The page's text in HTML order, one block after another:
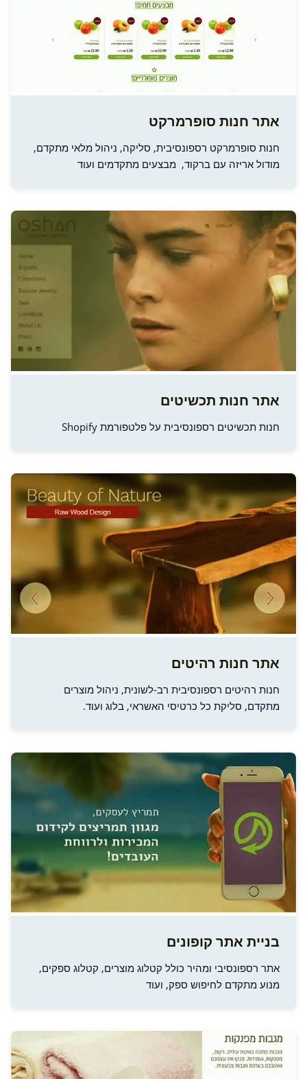
אתר חנות סופרמרקט
חנות סופרמרקט רספונסיבית, סליקה, ניהול מלאי מתקדם,
מודול אריזה עם ברקוד, מבצעים מתקדמים ועוד
אתר חנות תכשיטים
חנות תכשיטים רספונסיבית על פלטפורמת Shopify
אתר חנות רהיטים
חנות רהיטים רספונסיבית רב-לשונית, ניהול מוצרים
מתקדם, סליקת כל כרטיסי האשראי, בלוג ועוד.
בניית אתר קופונים
אתר רספונסיבי ומהיר כולל קטלוג מוצרים, קטלוג ספקים,
מנוע מתקדם לחיפוש ספק, ועוד